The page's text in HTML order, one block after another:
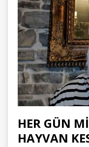
HER GÜN
HAYVAN